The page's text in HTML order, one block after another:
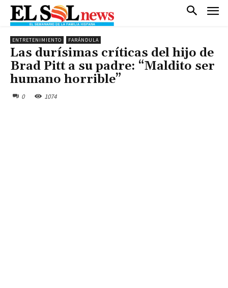
ENTRETENIMIENTO FARÁNDULA
Las durísimas críticas del hijo de
Brad Pitt a su padre: “Maldito ser
humano horrible”
0 1074